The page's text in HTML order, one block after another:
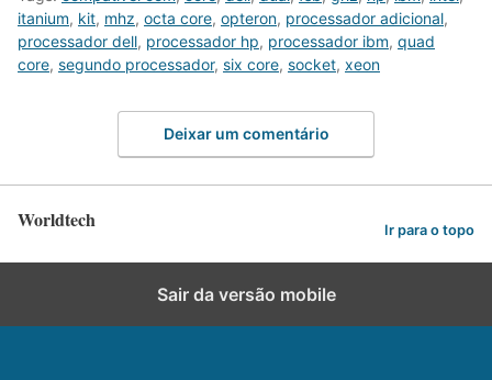
itanium, kit, mhz, octa core, opteron, processador adicional,
processador dell, processador hp, processador ibm, quad
core, segundo processador, six core, socket, xeon
Deixar um comentário
Worldtech Ir para o topo
Sair da versão mobile